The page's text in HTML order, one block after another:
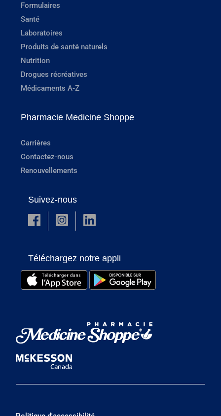
Formulaires
Santé
Laboratoires
Produits de santé naturels
Nutrition
Drogues récréatives
Médicaments A-Z
Pharmacie Medicine Shoppe
Carrières
Contactez-nous
Renouvellements
Suivez-nous
Téléchargez notre appli